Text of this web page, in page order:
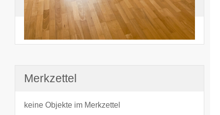
Suchhistorie
noch nichts angesehen
Merkzettel
keine Objekte im Merkzettel